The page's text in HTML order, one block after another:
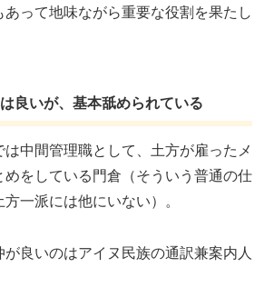
あって地味ながら重要な役割を果たし
良いが、基本舐められている
中間管理職として、土方が雇ったメ
めをしている門倉（そういう普通の仕
一派には他にいない）。
良いのはアイヌ民族の通訳兼案内人